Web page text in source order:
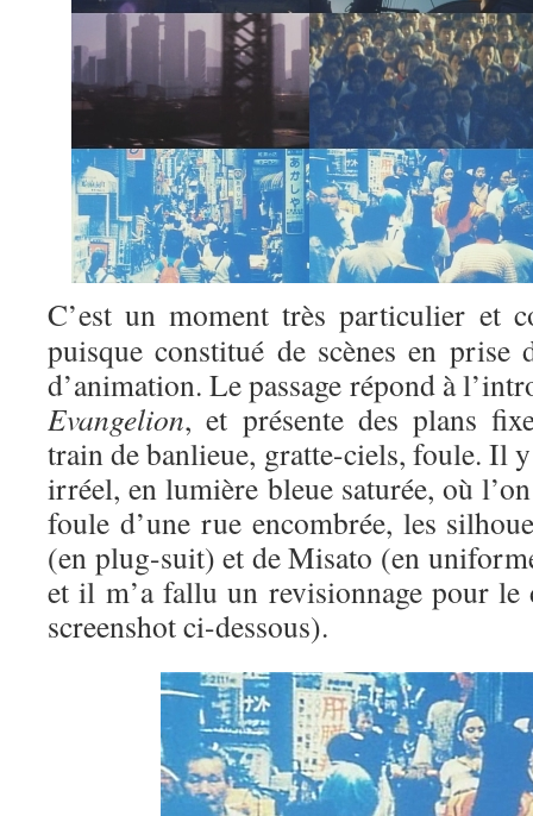
C’est un moment très particulier et
puisque constitué de scènes en prise
d’animation. Le passage répond à
Evangelion, et présente des plans
train de banlieue, gratte-ciels, foule. Il
irréel, en lumière bleue saturée, où
foule d’une rue encombrée, les
(en plug-suit) et de Misato (en
et il m’a fallu un revisionnage pour
screenshot ci-dessous).